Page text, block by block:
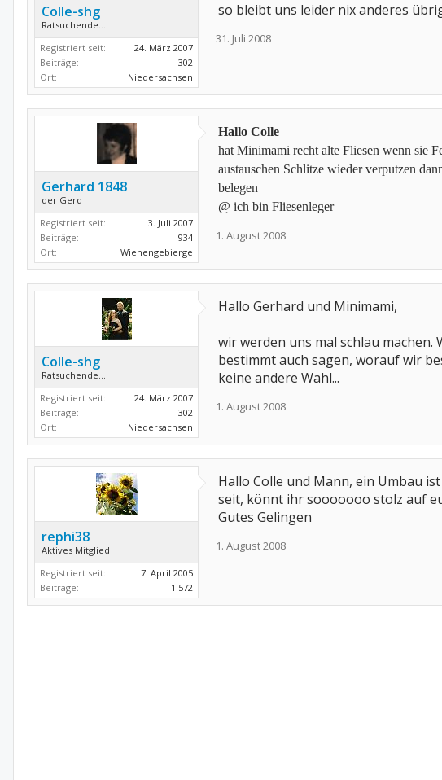
Colle-shg
Ratsuchende...
Registriert seit:
24. März 2007
Beiträge:
302
Ort:
Niedersachsen
so bleibt uns leider nix anderes
31. Juli 2008
Gerhard 1848
der Gerd
Registriert seit:
3. Juli 2007
Beiträge:
934
Ort:
Wiehengebierge
Hallo Colle
hat Minimami recht alte Fliesen wenn sie
austauschen Schlitze wieder verputzen
belegen
@ ich bin Fliesenleger
1. August 2008
Colle-shg
Ratsuchende...
Registriert seit:
24. März 2007
Beiträge:
302
Ort:
Niedersachsen
Hallo Gerhard und Minimami,
wir werden uns mal schlau machen.
bestimmt auch sagen, worauf wir
keine andere Wahl...
1. August 2008
rephi38
Aktives Mitglied
Registriert seit:
7. April 2005
Beiträge:
1.572
Hallo Colle und Mann, ein Umbau
seit, könnt ihr sooooooo stolz auf
Gutes Gelingen
1. August 2008